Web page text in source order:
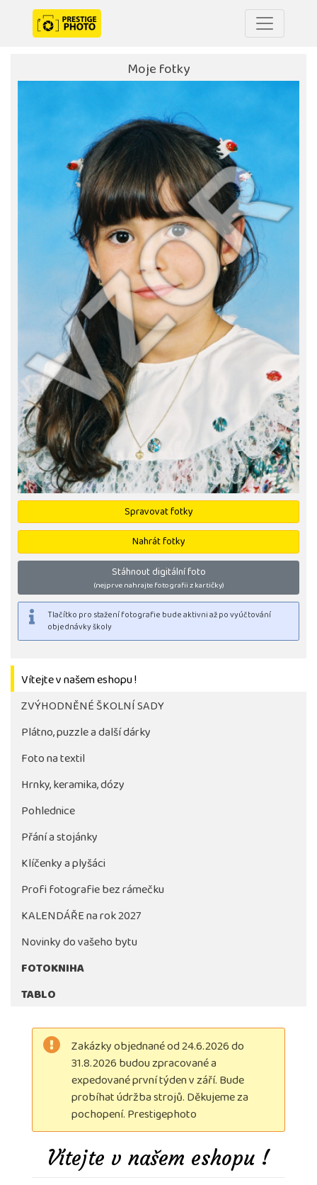
Moje fotky
Spravovat fotky
Nahrát fotky
Stáhnout digitální foto
(nejprve nahrajte fotografii z kartičky)
Tlačítko pro stažení fotografie bude aktivni až po
objednávky školy
Vítejte v našem eshopu !
ZVÝHODNĚNÉ ŠKOLNÍ SADY
Plátno, puzzle a další dárky
Foto na textil
Hrnky, keramika, dózy
Pohlednice
Přání a stojánky
Klíčenky a plyšáci
Profi fotografie bez rámečku
KALENDÁŘE na rok 2027
Novinky do vašeho bytu
FOTOKNIHA
TABLO
Zakázky objednané od 24.6.2026 do
31.8.2026 budou zpracované a
expedované první týden v září. Bude
probíhat údržba strojů. Děkujeme za
pochopení. Prestigephoto
Vítejte v našem eshopu !